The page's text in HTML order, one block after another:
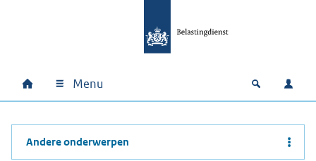
Hoofdnavigatie
Home Menu Open
Andere onderwerpen